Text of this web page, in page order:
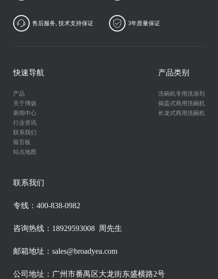
售后服务, 技术支持保证 3年质量保证
快速导航
产品
关于博扬
新闻中心
行业资讯
联系我们
留言板
站点地图
产品类别
洗碗机专用洗涤剂
揭盖式商用洗碗机
长龙式商用洗碗机
联系我们
专线：400-838-0982
咨询热线：18929593008 周先生
邮箱地址：sales@broadyea.com
公司地址：广州市番禺区大龙街东盛横路2号